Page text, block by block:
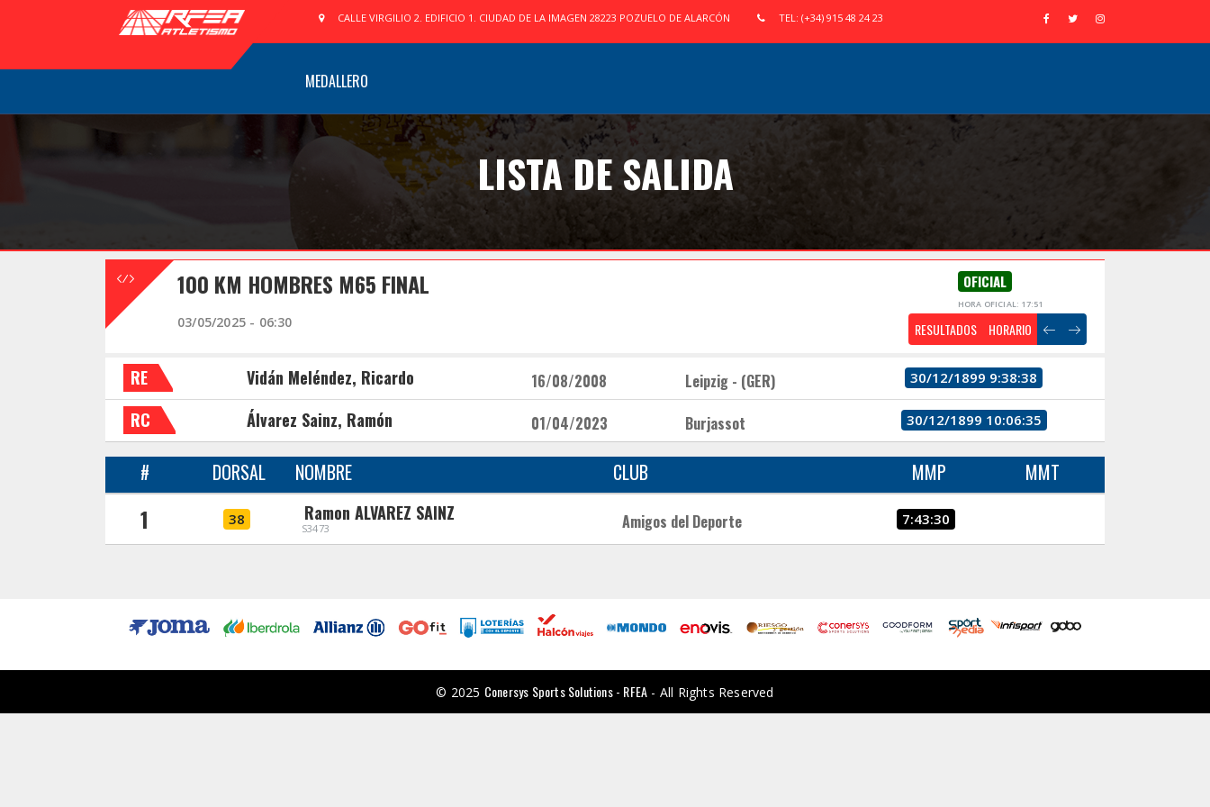
CALLE VIRGILIO 2. EDIFICIO 1. CIUDAD DE LA IMAGEN 28223 POZUELO DE ALARCÓN TEL: (+34) 915 48 24 23
MEDALLERO
LISTA DE SALIDA
100 KM HOMBRES M65 FINAL OFICIAL
HORA OFICIAL: 17:51
03/05/2025 - 06:30 RESULTADOS HORARIO
RE Vidán Meléndez, Ricardo 16/08/2008 Leipzig - (GER) 30/12/1899 9:38:38
RC Álvarez Sainz, Ramón 01/04/2023 Burjassot 30/12/1899 10:06:35
# DORSAL NOMBRE CLUB MMP MMT
1 38 Ramon ALVAREZ SAINZ
S3473 Amigos del Deporte 7:43:30
© 2025 Conersys Sports Solutions - RFEA - All Rights Reserved